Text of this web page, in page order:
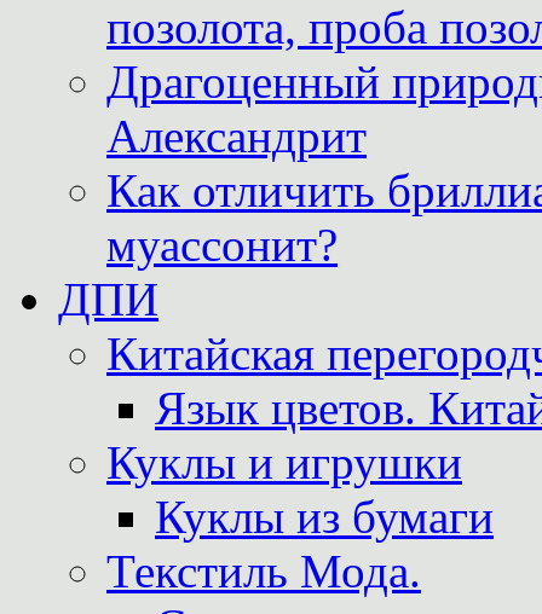
позолота, проба
Драгоценный
Александрит
Как отличить
муассонит?
ДПИ
Китайская
Язык цветов.
Куклы и игрушки
Куклы из бумаги
Текстиль Мода.